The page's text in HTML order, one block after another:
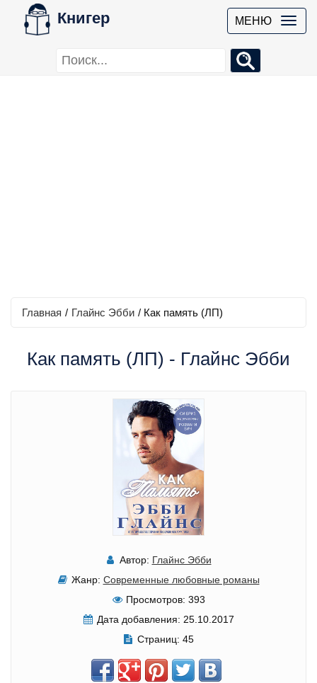
Книгер МЕНЮ
Главная / Глайнс Эбби / Как память (ЛП)
Как память (ЛП) - Глайнс Эбби
Автор: Глайнс Эбби
Жанр: Современные любовные романы
Просмотров: 393
Дата добавления: 25.10.2017
Страниц: 45